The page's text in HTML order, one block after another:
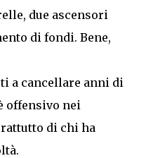
due ascensori
di fondi. Bene,
a cancellare anni di
offensivo nei
di chi ha